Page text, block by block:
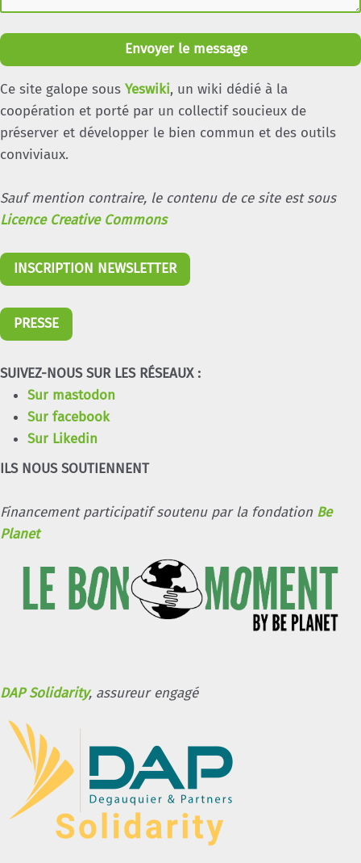
Envoyer le message
Ce site galope sous Yeswiki, un wiki dédié à la
coopération et porté par un collectif soucieux de
préserver et développer le bien commun et des outils
conviviaux.
Sauf mention contraire, le contenu de ce site est sous
Licence Creative Commons
INSCRIPTION NEWSLETTER
PRESSE
SUIVEZ-NOUS SUR LES RÉSEAUX :
Sur mastodon
Sur facebook
Sur Likedin
ILS NOUS SOUTIENNENT
Financement participatif soutenu par la fondation Be
Planet
DAP Solidarity, assureur engagé